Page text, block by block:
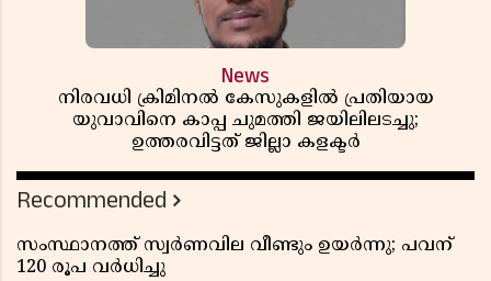
News
നിരവധി ക്രിമിനൽ കേസുകളിൽ പ്രതിയായ
യുവാവിനെ കാപ്പ ചുമത്തി ജയിലിലടച്ചു;
ഉത്തരവിട്ടത് ജില്ലാ കളക്ടർ
Recommended
സംസ്ഥാനത്ത് സ്വര്‍ണവില വീണ്ടും ഉയർന്നു; പവന്
120 രൂപ വര്‍ധിച്ചു